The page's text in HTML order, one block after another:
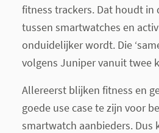
fitness trackers. Dat houdt in
tussen smartwatches en
onduidelijker wordt. Die
volgens Juniper vanuit twee
Allereerst blijken fitness en
goede use case te zijn voor
smartwatch aanbieders. Dus